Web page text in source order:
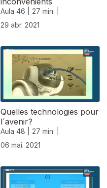
Aula 46 |
27 min. |
29 abr. 2021
Quelles technologies pour
l´avenir?
Aula 48 |
27 min. |
06 mai. 2021